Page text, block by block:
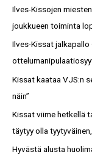
c
h
Ilves-Kissojen
joukkueen toiminta
Ilves-Kissat
Kissat kaataa VJS:n
näin”
Kissat viime hetkellä
täytyy olla
Hyvästä alusta
t
o
t